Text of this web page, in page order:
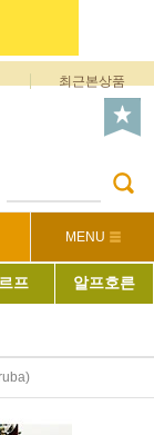
최근본상품
MENU
프 알프호른